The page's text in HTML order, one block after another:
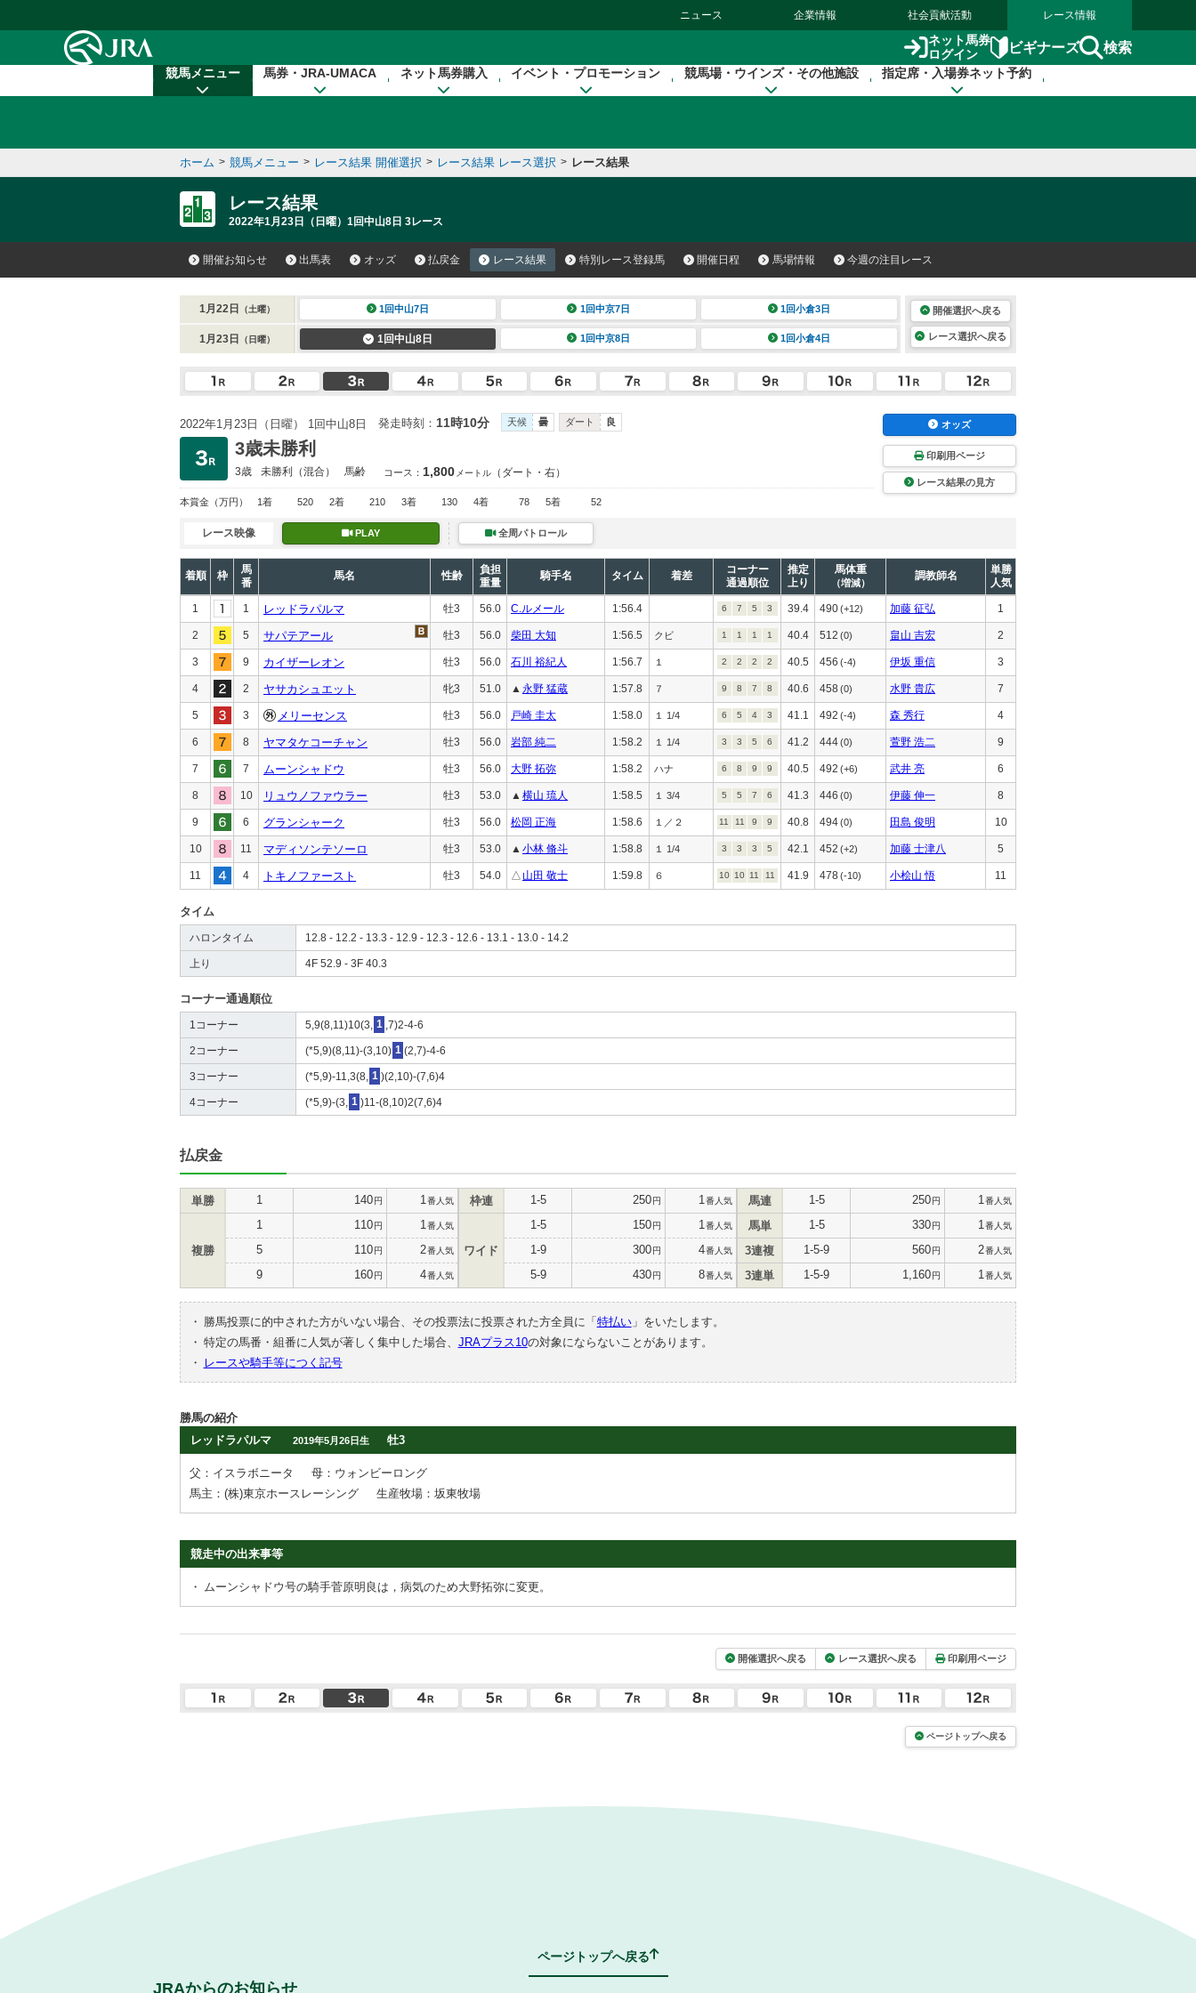
ニュース 企業情報 社会貢献活動 レース情報
ネット馬券
ログイン
ビギナーズ 検索
競馬メニュー 馬券・JRA-UMACA ネット馬券購入 イベント・プロモーション 競馬場・ウインズ・その他施設 指定席・入場券ネット予約
ホーム > 競馬メニュー > レース結果 開催選択 > レース結果 レース選択 > レース結果
レース結果
2022年1月23日（日曜）1回中山8日 3レース
開催お知らせ 出馬表 オッズ 払戻金 レース結果 特別レース登録馬 開催日程 馬場情報 今週の注目レース
1月22日 （土曜） 1回中山7日 1回中京7日 1回小倉3日
1月23日 （日曜） 1回中山8日 1回中京8日 1回小倉4日
開催選択へ戻る
レース選択へ戻る
2022年1月23日（日曜） 1回中山8日 発走時刻： 11時10分 天候 曇 ダート 良
3歳未勝利
3歳 未勝利 （混合） 馬齢 コース： 1,800 メートル （ダート・右）
本賞金 （万円） 1着 520 2着 210 3着 130 4着 78 5着 52
オッズ
印刷用ページ
レース結果の見方
レース映像 PLAY 全周パトロール
着順 枠
馬
番
馬名 性齢
負担
重量
騎手名 タイム 着差
コーナー
通過順位
推定
上り
馬体重
（増減）
調教師名
単勝
人気
1 1 レッドラパルマ 牡3 56.0 C.ルメール 1:56.4 6 7 5 3 39.4 490(+12) 加藤 征弘 1
2 5 サパテアール 牡3 56.0 柴田 大知 1:56.5 クビ 1 1 1 1 40.4 512 (0) 畠山 吉宏 2
3 9 カイザーレオン 牡3 56.0 石川 裕紀人 1:56.7 １ 2 2 2 2 40.5 456 (-4) 伊坂 重信 3
4 2 ヤサカシュエット 牝3 51.0 ▲ 永野 猛蔵 1:57.8 ７ 9 8 7 8 40.6 458 (0) 水野 貴広 7
5 3 メリーセンス 牡3 56.0 戸崎 圭太 1:58.0 １ 1/4 6 5 4 3 41.1 492 (-4) 森 秀行 4
6 8 ヤマタケコーチャン 牡3 56.0 岩部 純二 1:58.2 １ 1/4 3 3 5 6 41.2 444(0) 萱野 浩二 9
7 7 ムーンシャドウ 牡3 56.0 大野 拓弥 1:58.2 ハナ 6 8 9 9 40.5 492 (+6) 武井 亮 6
8 10 リュウノファウラー 牡3 53.0 ▲ 横山 琉人 1:58.5 １ 3/4 5 5 7 6 41.3 446 (0) 伊藤 伸一 8
9 6 グランシャーク 牡3 56.0 松岡 正海 1:58.6 １／２ 11 11 9 9 40.8 494(0) 田島 俊明 10
10 11 マディソンテソーロ 牡3 53.0 ▲ 小林 脩斗 1:58.8 １ 1/4 3 3 3 5 42.1 452 (+2) 加藤 士津八 5
11 4 トキノファースト 牡3 54.0 △ 山田 敬士 1:59.8 ６ 10 10 11 11 41.9 478(-10) 小桧山 悟 11
タイム
ハロンタイム 12.8 - 12.2 - 13.3 - 12.9 - 12.3 - 12.6 - 13.1 - 13.0 - 14.2
上り 4F 52.9 - 3F 40.3
コーナー通過順位
1コーナー 5,9(8,11)10(3, 1 ,7)2-4-6
2コーナー (*5,9)(8,11)-(3,10) 1 (2,7)-4-6
3コーナー (*5,9)-11,3(8, 1 )(2,10)-(7,6)4
4コーナー (*5,9)-(3, 1 )11-(8,10)2(7,6)4
払戻金
単勝 1 140円 1 番人気
複勝
1 110円 1 番人気
5 110円 2番人気
9 160円 4番人気
枠連 1-5 250円 1 番人気
ワイド
1-5 150円 1 番人気
1-9 300円 4番人気
5-9 430円 8番人気
馬連 1-5 250円 1 番人気
馬単 1-5 330円 1 番人気
3連複 1-5-9 560円 2番人気
3連単 1-5-9 1,160円 1 番人気
・ 勝馬投票に的中された方がいない場合、その投票法に投票された方全員に「 特払い」をいたします。
・ 特定の馬番・組番に人気が著しく集中した場合、 JRAプラス10の対象にならないことがあります。
・
レースや騎手等につく記号
勝馬の紹介
レッドラパルマ
2019年5月26日生 牡3
父：イスラボニータ
母：ウォンビーロング
馬主：(株)東京ホースレーシング
生産牧場：坂東牧場
競走中の出来事等
・ ムーンシャドウ号の騎手菅原明良は，病気のため大野拓弥に変更。
開催選択へ戻る レース選択へ戻る 印刷用ページ
ページトップへ戻る
ページトップへ戻る
JRAからのお知らせ